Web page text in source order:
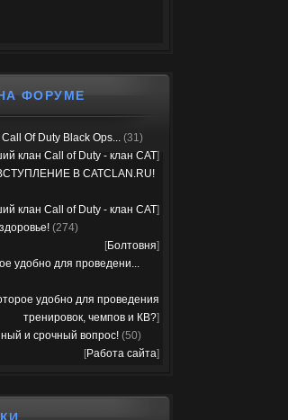
ФОРУМЕ
Of Duty Black Ops... (31)
клан Call of Duty - клан CAT]
В CATCLAN.RU!
клан Call of Duty - клан CAT]
(274)
[Болтовня]
удобно для проведени...
удобно для проведения
тренировок, чемпов и КВ?]
и срочный вопрос! (50)
[Работа сайта]